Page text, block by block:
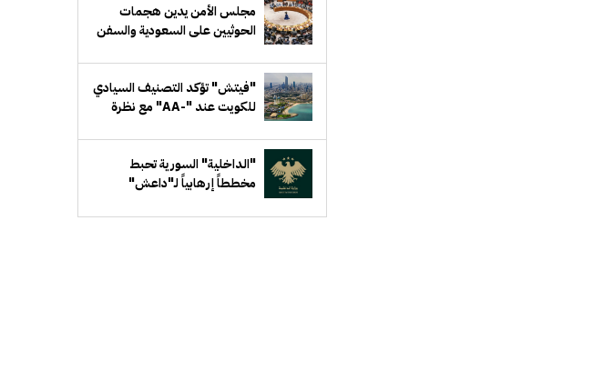
مجلس الأمن يدين هجمات
الحوثيين على السعودية والسفن
"فيتش" تؤكد التصنيف السيادي
للكويت عند "-AA" مع نظرة
"الداخلية" السورية تحبط
مخططاً إرهابياً لـ"داعش"
دمشق